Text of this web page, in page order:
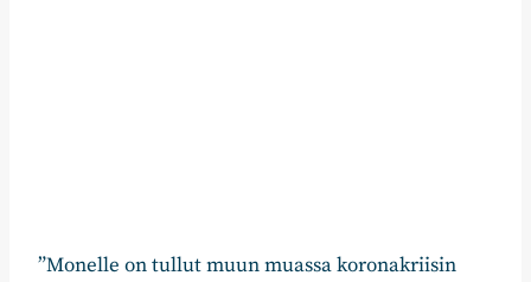
”Monelle on tullut muun muassa koronakriisin